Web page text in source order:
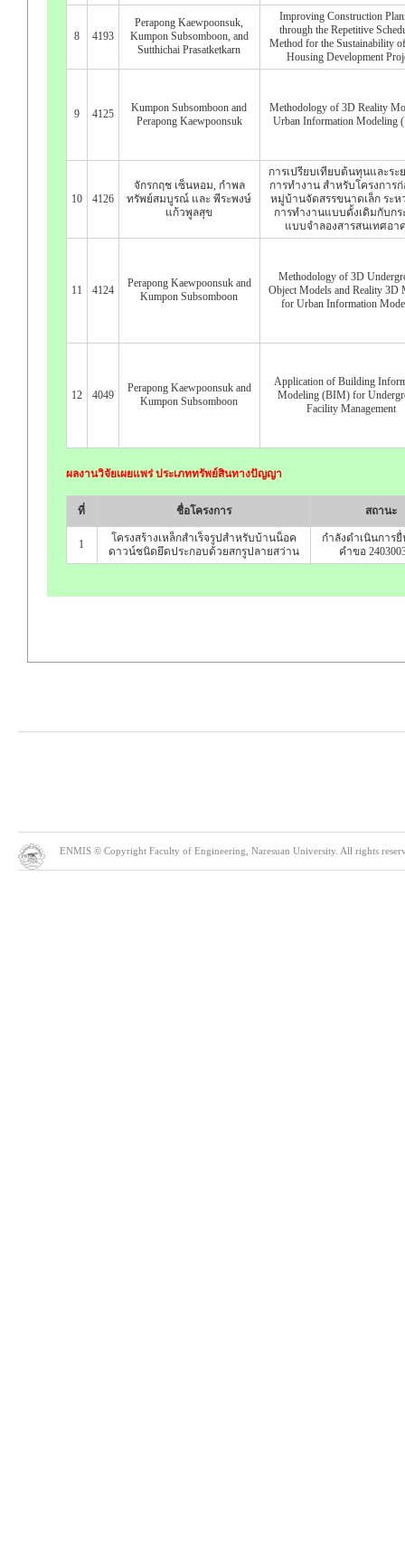
8 4193
Perapong Kaewpoonsuk,
Kumpon Subsomboon, and
Sutthichai Prasatketkarn
Improving Construction
through the Repetitive
Method for the Sustainability
Housing Development
9 4125
Kumpon Subsomboon and
Perapong Kaewpoonsuk
Methodology of 3D Reality
Urban Information Modeling
10 4126
จักรกฤช เซ็นหอม, กำพล
ทรัพย์สมบูรณ์ และ พีระพงษ์
แก้วพูลสุข
การเปรียบเทียบต้นทุนและระ
การทำงาน สำหรับโครงการก่
หมู่บ้านจัดสรรขนาดเล็ก ระห
การทำงานแบบดั้งเดิมกับก
แบบจำลองสารสนเทศอา
11 4124
Perapong Kaewpoonsuk and
Kumpon Subsomboon
Methodology of 3D
Object Models and Reality 3D
for Urban Information
12 4049
Perapong Kaewpoonsuk and
Kumpon Subsomboon
Application of Building
Modeling (BIM) for
Facility Management
ผลงานวิจัยเผยแพร่ ประเภททรัพย์สินทางปัญญา
ที่ ชื่อโครงการ สถานะ
1
โครงสร้างเหล็กสำเร็จรูปสำหรับบ้านน็อค
ดาวน์ชนิดยึดประกอบด้วยสกรูปลายสว่าน
กำลังดำเนินการ
คำขอ
ENMIS © Copyright Faculty of Engineering, Naresuan University. All rights